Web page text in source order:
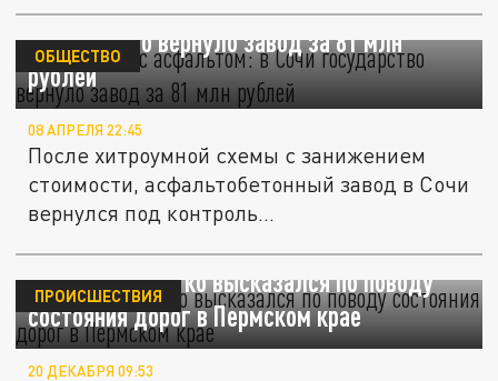
Махинации с асфальтом: в Сочи
государство вернуло завод за 81 млн
рублей
ОБЩЕСТВО
08 АПРЕЛЯ 22:45
После хитроумной схемы с занижением
стоимости, асфальтобетонный завод в Сочи
вернулся под контроль...
Губерниев жёстко высказался по поводу
состояния дорог в Пермском крае
ПРОИСШЕСТВИЯ
20 ДЕКАБРЯ 09:53